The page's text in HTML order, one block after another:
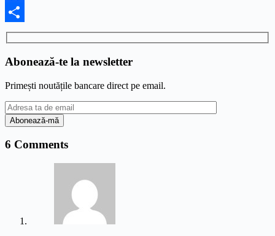
Facebook
Share
Abonează-te la newsletter
Primești noutățile bancare direct pe email.
6 Comments